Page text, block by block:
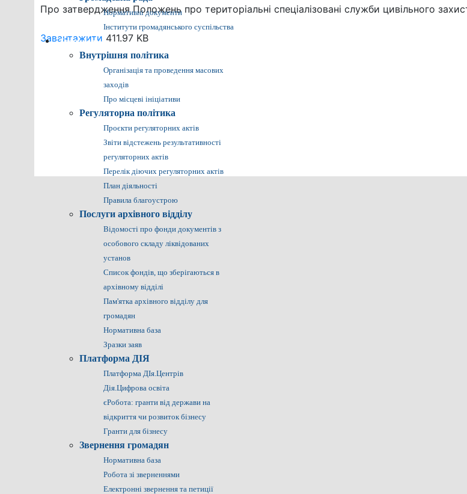
Нормативні документи
Інститути громадянського суспільства
Громадянам
Внутрішня політика
Організація та проведення масових
заходів
Про місцеві ініціативи
Регуляторна політика
Проєкти регуляторних актів
Звіти відстежень результативності
регуляторних актів
Перелік діючих регуляторних актів
План діяльності
Правила благоустрою
Послуги архівного відділу
Відомості про фонди документів з
особового складу ліквідованих
установ
Список фондів, що зберігаються в
архівному відділі
Пам'ятка архівного відділу для
громадян
Нормативна база
Зразки заяв
Платформа ДІЯ
Платформа ДІя.Центрів
Дія.Цифрова освіта
єРобота: гранти від держави на
відкриття чи розвиток бізнесу
Гранти для бізнесу
Звернення громадян
Нормативна база
Робота зі зверненнями
Електронні звернення та петиції
Про затвердження Положень про територіальні спеціалізовані служби цивільного
Завантажити 411.97 KB